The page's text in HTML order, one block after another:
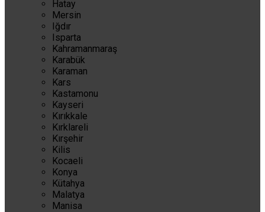
Hatay
Mersin
Iğdır
Isparta
Kahramanmaraş
Karabük
Karaman
Kars
Kastamonu
Kayseri
Kırıkkale
Kırklareli
Kırşehir
Kilis
Kocaeli
Konya
Kütahya
Malatya
Manisa